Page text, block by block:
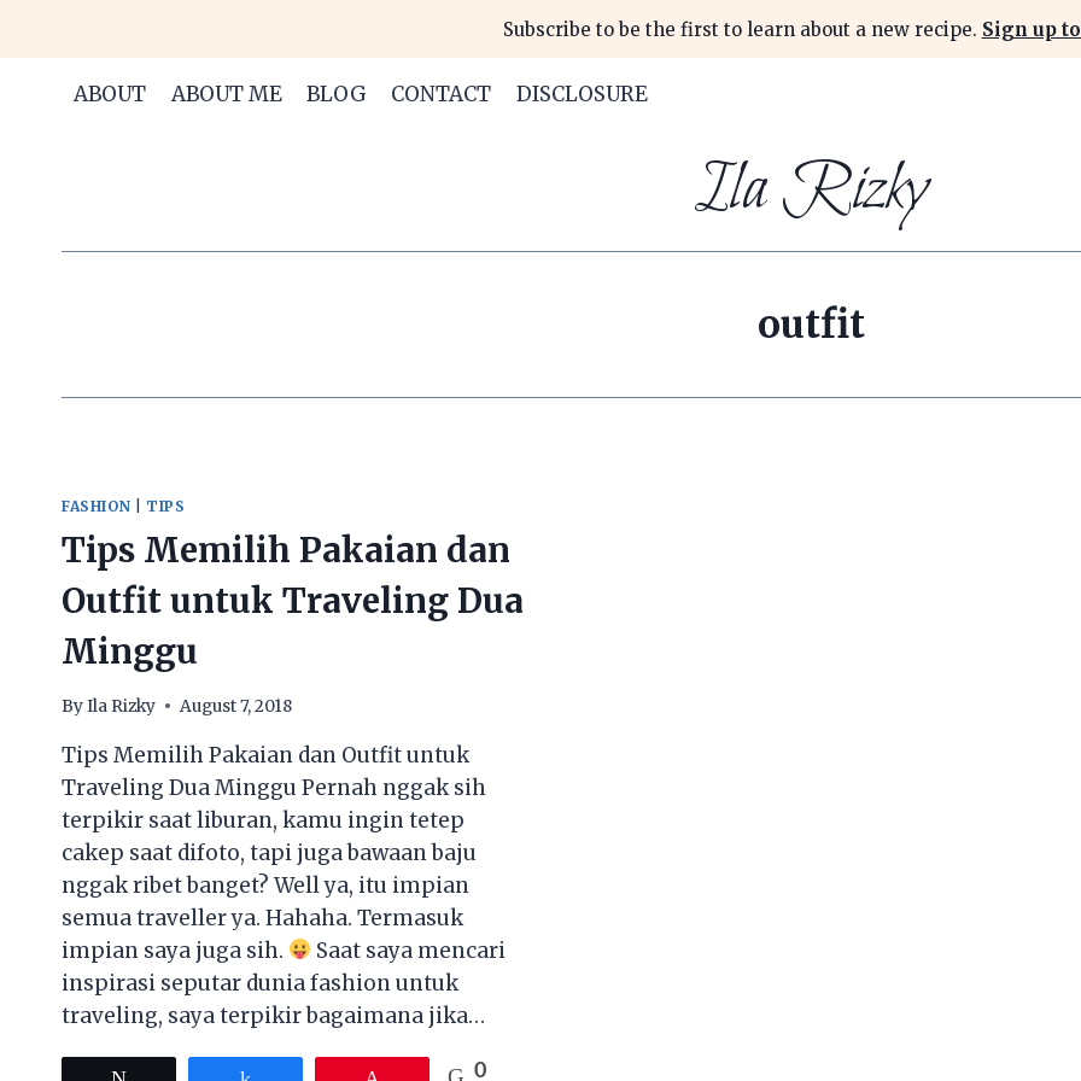
content
Subscribe to be the first to learn about a new recipe. Sign up
ABOUT ABOUT ME BLOG CONTACT DISCLOSURE
Ila Rizky
outfit
FASHION TIPS
Tips Memilih Pakaian dan
Outfit untuk Traveling Dua
Minggu
ByIla Rizky August 7, 2018
Tips Memilih Pakaian dan Outfit untuk
Traveling Dua Minggu Pernah nggak sih
terpikir saat liburan, kamu ingin tetep
cakep saat difoto, tapi juga bawaan baju
nggak ribet banget? Well ya, itu impian
semua traveller ya. Hahaha. Termasuk
impian saya juga sih.
Saat saya mencari
inspirasi seputar dunia fashion untuk
traveling, saya terpikir bagaimana jika…
0